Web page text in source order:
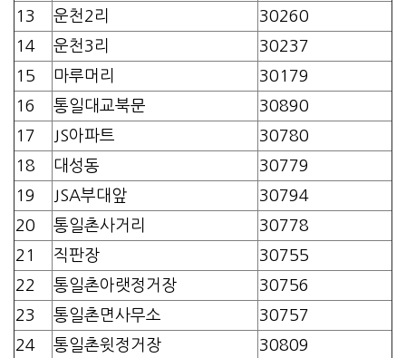
13
운천2리
30260
14
운천3리
30237
15
마루머리
30179
16
통일대교북문
30890
17
JS아파트
30780
18
대성동
30779
19
JSA부대앞
30794
20
통일촌사거리
30778
21
직판장
30755
22
통일촌아랫정거장
30756
23
통일촌면사무소
30757
24
통일촌윗정거장
30809